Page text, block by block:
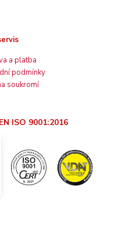
a platba
podmínky
soukromí
ISO 9001:2016